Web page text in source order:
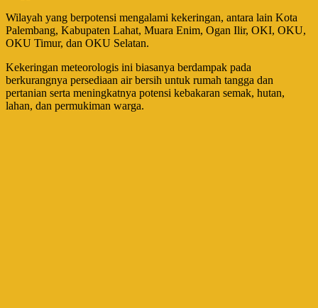
Wilayah yang berpotensi mengalami kekeringan, antara lain Kota
Palembang, Kabupaten Lahat, Muara Enim, Ogan Ilir, OKI, OKU,
OKU Timur, dan OKU Selatan.
Kekeringan meteorologis ini biasanya berdampak pada
berkurangnya persediaan air bersih untuk rumah tangga dan
pertanian serta meningkatnya potensi kebakaran semak, hutan,
lahan, dan permukiman warga.